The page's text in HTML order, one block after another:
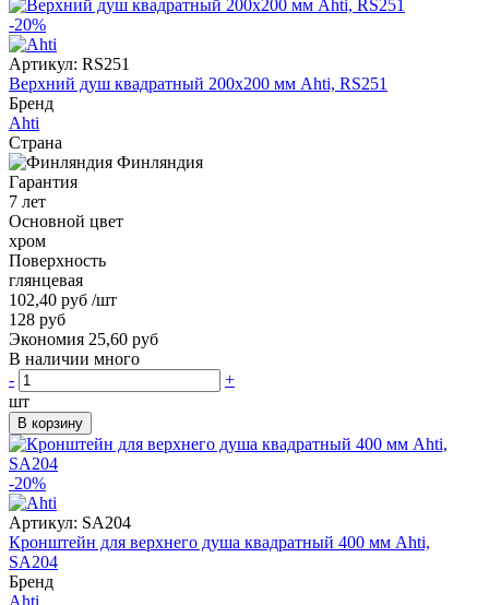
-20%
Артикул: RS251
Верхний душ квадратный 200x200 мм Ahti, RS251
Бренд
Ahti
Страна
Финляндия
Гарантия
7 лет
Основной цвет
хром
Поверхность
глянцевая
102,40 руб /шт
128 руб
Экономия 25,60 руб
В наличии много
-
+
шт
В корзину
-20%
Артикул: SA204
Кронштейн для верхнего душа квадратный 400 мм Ahti,
SA204
Бренд
Ahti